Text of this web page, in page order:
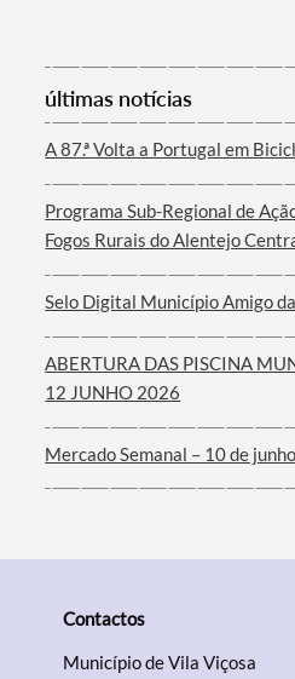
Termo de Pesquisa
Categorias gerais
Filtros
últimas notícias
A 87.ª Volta a Portugal em
Programa Sub-Regional de
Fogos Rurais do Alentejo
Selo Digital Município Amigo
ABERTURA DAS PISCINA
12 JUNHO 2026
Mercado Semanal – 10 de
Contactos
Município de Vila Viçosa